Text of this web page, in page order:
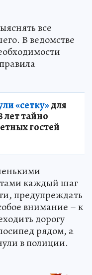
все
В ведомстве
«сетку»для
лет тайно
гостей
каждый шаг
предупреждать
внимание – к
дорогу
рядом, а
в полиции.